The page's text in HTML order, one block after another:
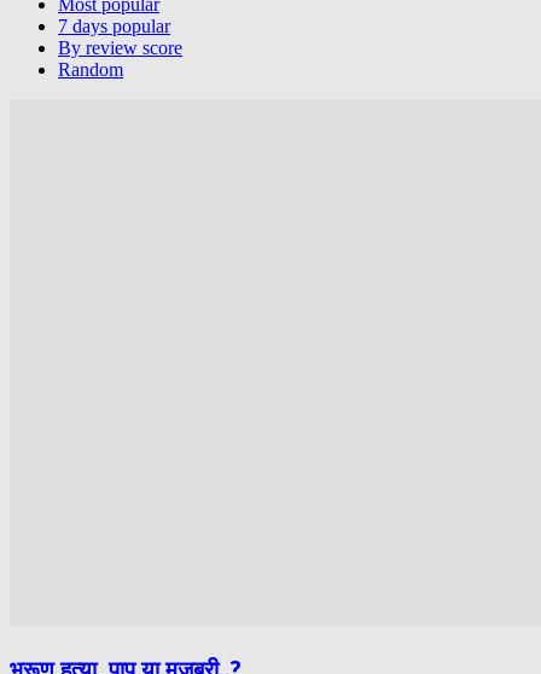
7 days popular
By review score
Random